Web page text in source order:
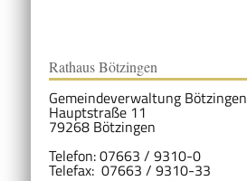
Rathaus Bötzingen
Gemeindeverwaltung Bötzingen
Hauptstraße 11
79268 Bötzingen
Telefon: 07663 / 9310-0
Telefax: 07663 / 9310-33